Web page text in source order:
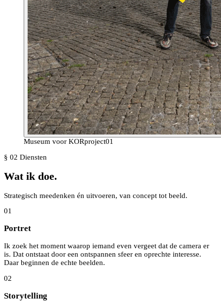
Museum voor KORproject01
§ 02 Diensten
Wat ik doe.
Strategisch meedenken én uitvoeren, van concept tot beeld.
01
Portret
Ik zoek het moment waarop iemand even vergeet dat de camera er
is. Dat ontstaat door een ontspannen sfeer en oprechte interesse.
Daar beginnen de echte beelden.
02
Storytelling